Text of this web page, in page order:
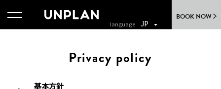
BOOK NOW
JP
Privacy policy
基本方針